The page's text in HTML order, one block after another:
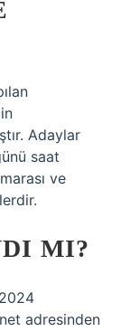
Adaylar
saat
ve
MI?
adresinden